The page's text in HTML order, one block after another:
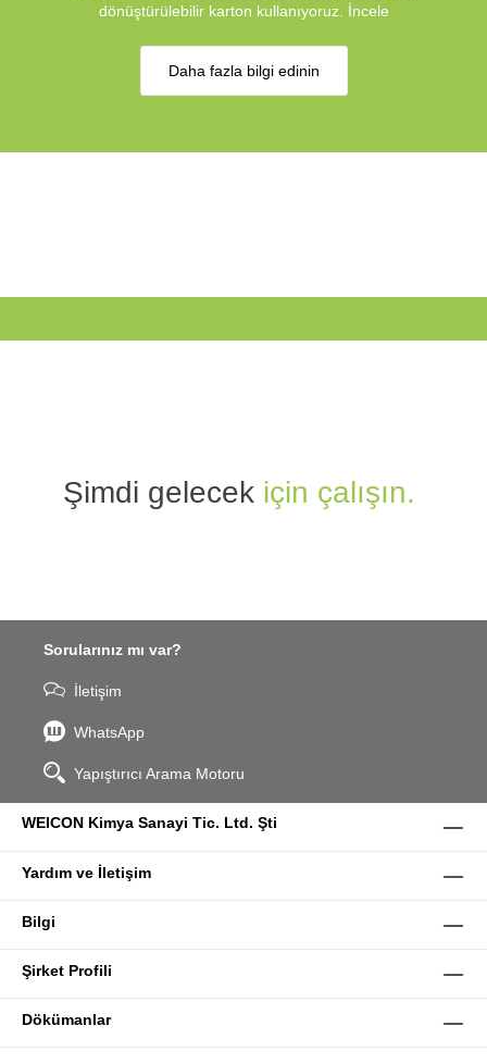
dönüştürülebilir karton kullanıyoruz. İncele
Daha fazla bilgi edinin
Şimdi gelecek için çalışın.
Sorularınız mı var?
İletişim
WhatsApp
Yapıştırıcı Arama Motoru
WEICON Kimya Sanayi Tic. Ltd. Şti
Yardım ve İletişim
Bilgi
Şirket Profili
Dökümanlar